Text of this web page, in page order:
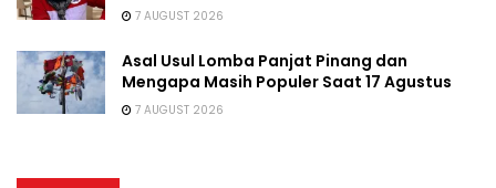
7 AUGUST 2026
Asal Usul Lomba Panjat Pinang dan
Mengapa Masih Populer Saat 17 Agustus
7 AUGUST 2026